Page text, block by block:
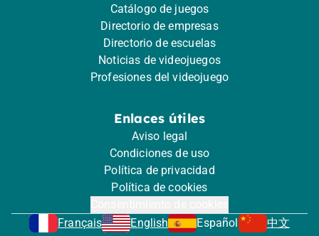
Catálogo de juegos
Directorio de empresas
Directorio de escuelas
Noticias de videojuegos
Profesiones del videojuego
Enlaces útiles
Aviso legal
Condiciones de uso
Política de privacidad
Política de cookies
Français
English Español 中文